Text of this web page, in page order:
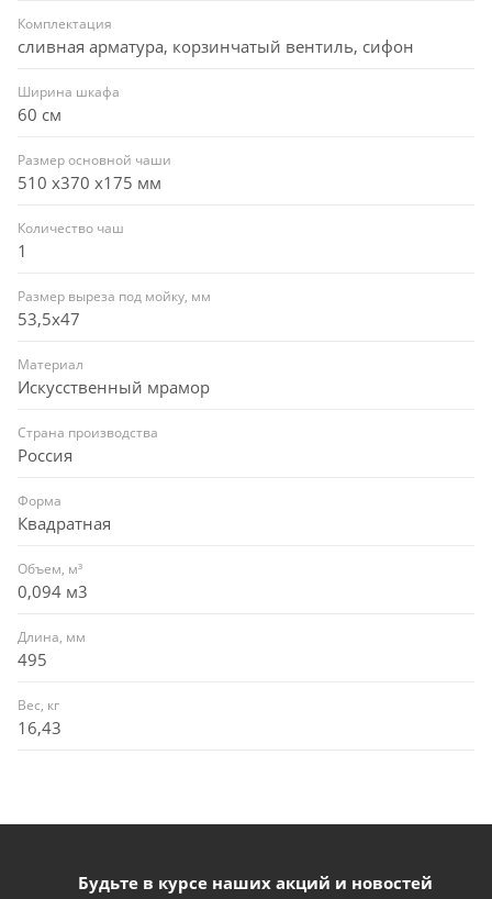
Комплектация
сливная арматура, корзинчатый вентиль, сифон
Ширина шкафа
60 см
Размер основной чаши
510 х370 х175 мм
Количество чаш
1
Размер выреза под мойку, мм
53,5x47
Материал
Искусственный мрамор
Страна производства
Россия
Форма
Квадратная
Объем, м³
0,094 м3
Длина, мм
495
Вес, кг
16,43
Будьте в курсе наших акций и новостей